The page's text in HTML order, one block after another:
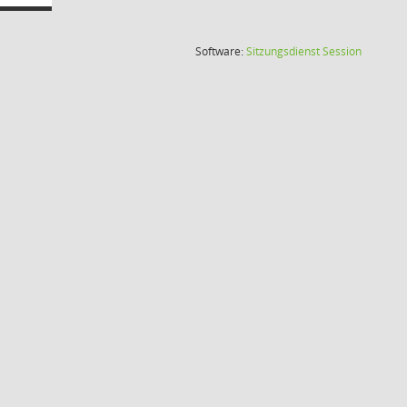
Software:SitzungsdienstSession(Wird in